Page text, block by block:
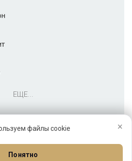
×
файлы cookie
Понятно
ЕЩЕ...